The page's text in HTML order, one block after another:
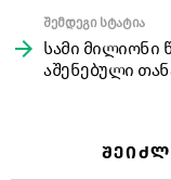
შემდეგი სტატია
სამი მილიონი
აშენებული